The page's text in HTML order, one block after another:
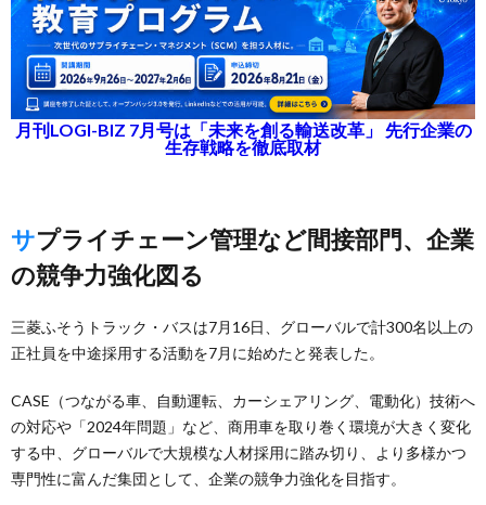
月刊LOGI-BIZ 7月号は「未来を創る輸送改革」 先行企業の
生存戦略を徹底取材
サプライチェーン管理など間接部門、企業
の競争力強化図る
三菱ふそうトラック・バスは7月16日、グローバルで計300名以上の
正社員を中途採用する活動を7月に始めたと発表した。
CASE（つながる車、自動運転、カーシェアリング、電動化）技術へ
の対応や「2024年問題」など、商用車を取り巻く環境が大きく変化
する中、グローバルで大規模な人材採用に踏み切り、より多様かつ
専門性に富んだ集団として、企業の競争力強化を目指す。